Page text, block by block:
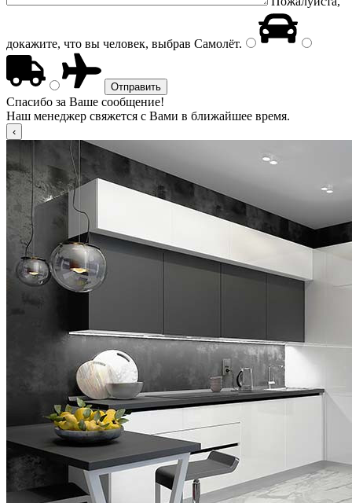
докажите, что вы человек, выбрав Самолёт.
Спасибо за Ваше сообщение!
Наш менеджер свяжется с Вами в ближайшее время.